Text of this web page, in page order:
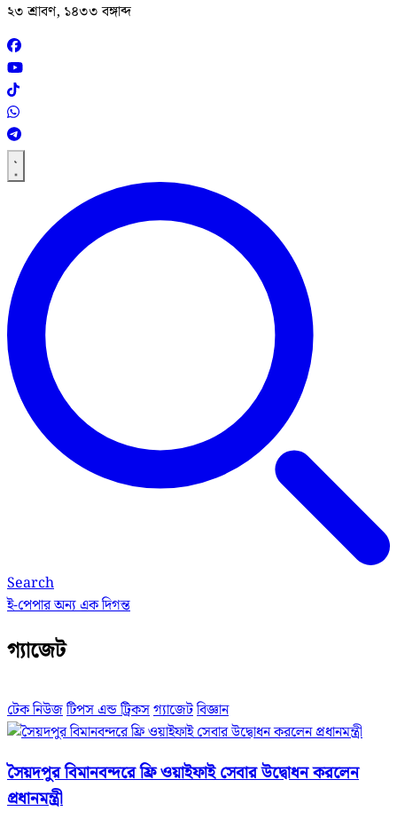
২৩ শ্রাবণ, ১৪৩৩ বঙ্গাব্দ
Search
ই-পেপারঅন্য এক দিগন্ত
গ্যাজেট
টেক নিউজটিপস এন্ড ট্রিকসগ্যাজেটবিজ্ঞান
সৈয়দপুর বিমানবন্দরে ফ্রি ওয়াইফাই সেবার উদ্বোধন করলেন
প্রধানমন্ত্রী